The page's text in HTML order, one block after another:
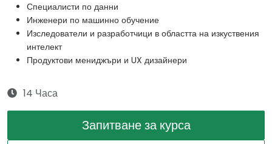
Специалисти по данни
Инженери по машинно обучение
Изследователи и разработчици в областта на изкуствения
интелект
Продуктови мениджъри и UX дизайнери
14 Часа
Запитване за курса